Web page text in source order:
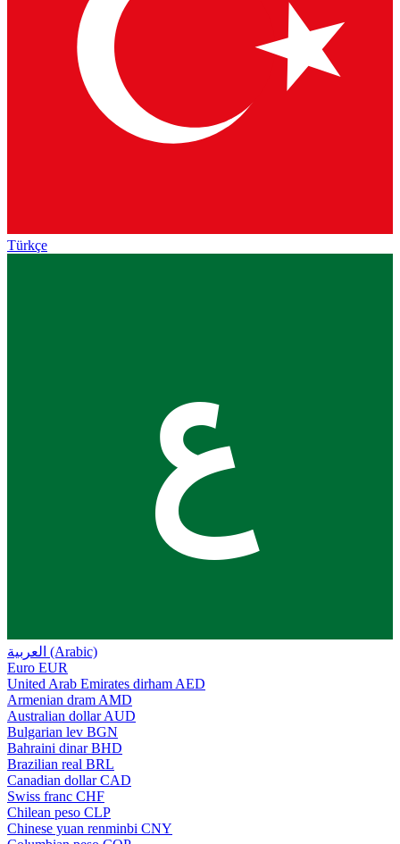
Türkçe
ع
العربية (Arabic)
Euro EUR
United Arab Emirates dirham AED
Armenian dram AMD
Australian dollar AUD
Bulgarian lev BGN
Bahraini dinar BHD
Brazilian real BRL
Canadian dollar CAD
Swiss franc CHF
Chilean peso CLP
Chinese yuan renminbi CNY